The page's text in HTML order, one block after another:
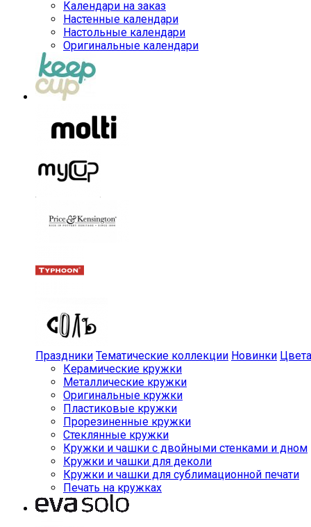
Календари на заказ
Настенные календари
Настольные календари
Оригинальные календари
Праздники Тематические коллекции Новинки Цвета
Керамические кружки
Металлические кружки
Оригинальные кружки
Пластиковые кружки
Прорезиненные кружки
Стеклянные кружки
Кружки и чашки с двойными стенками и дном
Кружки и чашки для деколи
Кружки и чашки для сублимационной печати
Печать на кружках